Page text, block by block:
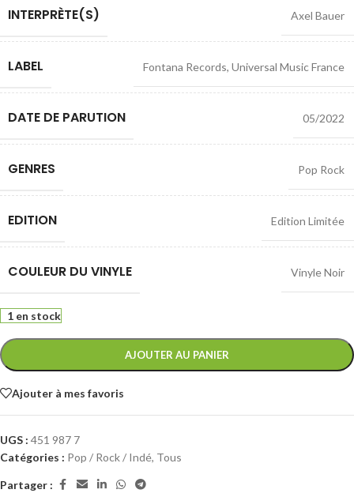
INTERPRÈTE(S) Axel Bauer
LABEL Fontana Records, Universal Music France
DATE DE PARUTION 05/2022
GENRES Pop Rock
EDITION Edition Limitée
COULEUR DU VINYLE Vinyle Noir
1 en stock
AJOUTER AU PANIER
Ajouter à mes favoris
UGS : 451 987 7
Catégories : Pop / Rock / Indé, Tous
Partager :